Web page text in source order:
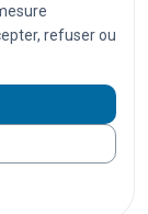
vélos
refuser ou